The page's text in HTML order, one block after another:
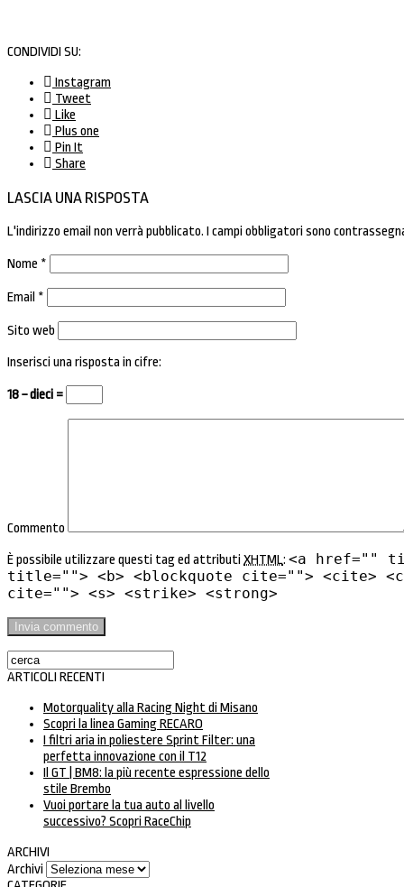
CONDIVIDI SU:
Instagram
Tweet
Like
Plus one
Pin It
Share
LASCIA UNA RISPOSTA
L'indirizzo email non verrà pubblicato. I campi obbligatori sono
Nome *
Email *
Sito web
Inserisci una risposta in cifre:
18 − dieci =
Commento
È possibile utilizzare questi tag ed attributiXHTML: <a href=""
title=""> <b> <blockquote cite=""> <cite>
cite=""> <s> <strike> <strong>
ARTICOLI RECENTI
Motorquality alla Racing Night di Misano
Scopri la linea Gaming RECARO
I filtri aria in poliestere Sprint Filter: una
perfetta innovazione con il T12
Il GT | BM8: la più recente espressione dello
stile Brembo
Vuoi portare la tua auto al livello
successivo? Scopri RaceChip
ARCHIVI
Archivi